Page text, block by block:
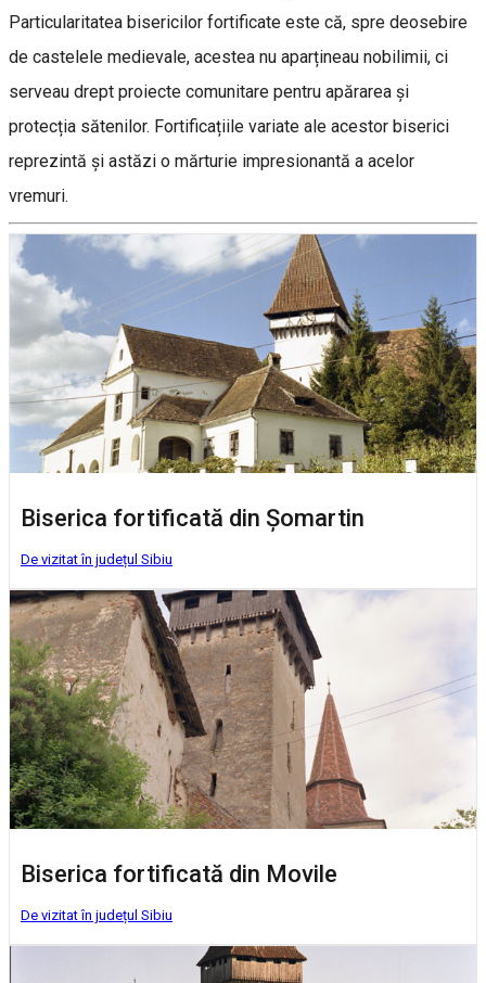
Particularitatea bisericilor fortificate este că, spre deosebire
de castelele medievale, acestea nu aparțineau nobilimii, ci
serveau drept proiecte comunitare pentru apărarea și
protecția sătenilor. Fortificațiile variate ale acestor biserici
reprezintă și astăzi o mărturie impresionantă a acelor
vremuri.
Biserica fortificată din Șomartin
De vizitat în județul Sibiu
Biserica fortificată din Movile
De vizitat în județul Sibiu